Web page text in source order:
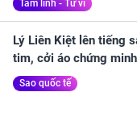
Tâm linh - Tử vi
Lý Liên Kiệt lên tiếng
tim, cởi áo chứng
Sao quốc tế